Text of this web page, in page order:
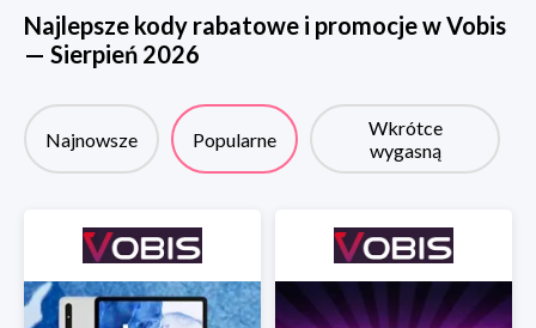
Najlepsze kody rabatowe i promocje wVobis
— Sierpień 2026
Najnowsze Popularne
Wkrótce
wygasną